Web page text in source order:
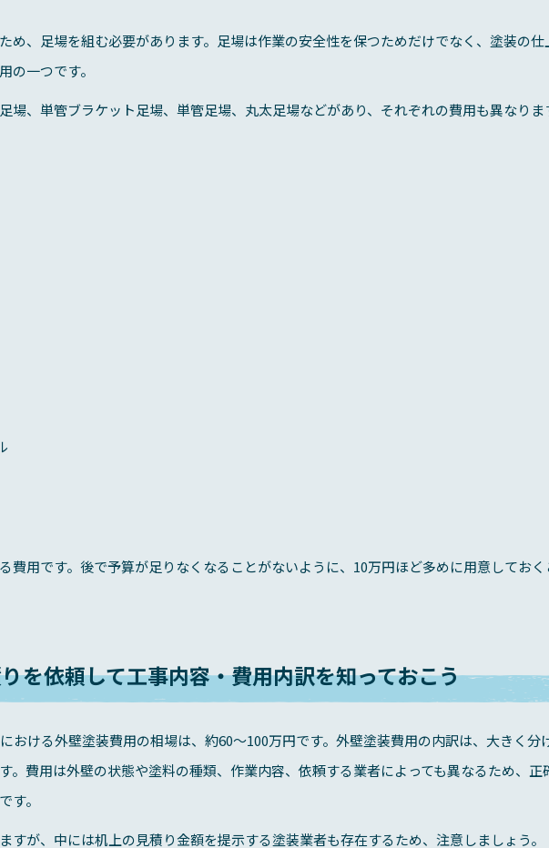
め、足場を組む必要があります。足場は作業の安全性を保つためだけでなく、塗装の仕
の一つです。
場、単管ブラケット足場、単管足場、丸太足場などがあり、それぞれの費用も異なりま
費用です。後で予算が足りなくなることがないように、10万円ほど多めに用意してお
を依頼して工事内容・費用内訳を知っておこう
おける外壁塗装費用の相場は、約60～100万円です。外壁塗装費用の内訳は、大きく分
。費用は外壁の状態や塗料の種類、作業内容、依頼する業者によっても異なるため、正
す。
すが、中には机上の見積り金額を提示する塗装業者も存在するため、注意しましょう。